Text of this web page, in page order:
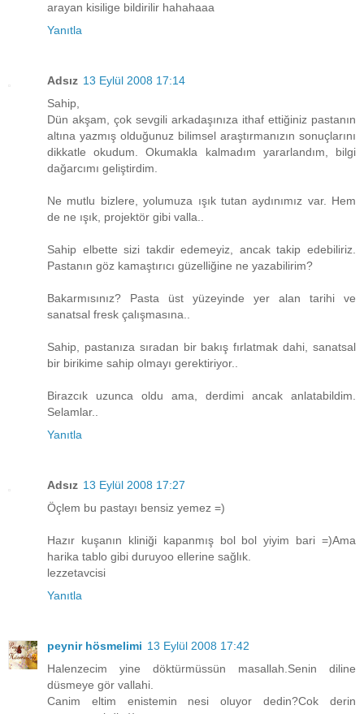
arayan kisilige bildirilir hahahaaa
Yanıtla
Adsız 13 Eylül 2008 17:14
Sahip,
Dün akşam, çok sevgili arkadaşınıza ithaf ettiğiniz pastanın
altına yazmış olduğunuz bilimsel araştırmanızın sonuçlarını
dikkatle okudum. Okumakla kalmadım yararlandım, bilgi
dağarcımı geliştirdim.
Ne mutlu bizlere, yolumuza ışık tutan aydınımız var. Hem
de ne ışık, projektör gibi valla..
Sahip elbette sizi takdir edemeyiz, ancak takip edebiliriz.
Pastanın göz kamaştırıcı güzelliğine ne yazabilirim?
Bakarmısınız? Pasta üst yüzeyinde yer alan tarihi ve
sanatsal fresk çalışmasına..
Sahip, pastanıza sıradan bir bakış fırlatmak dahi, sanatsal
bir birikime sahip olmayı gerektiriyor..
Birazcık uzunca oldu ama, derdimi ancak anlatabildim.
Selamlar..
Yanıtla
Adsız 13 Eylül 2008 17:27
Öçlem bu pastayı bensiz yemez =)
Hazır kuşanın kliniği kapanmış bol bol yiyim bari =)Ama
harika tablo gibi duruyoo ellerine sağlık.
lezzetavcisi
Yanıtla
peynir hösmelimi 13 Eylül 2008 17:42
Halenzecim yine döktürmüssün masallah.Senin diline
düsmeye gör vallahi.
Canim eltim enistemin nesi oluyor dedin?Cok derin